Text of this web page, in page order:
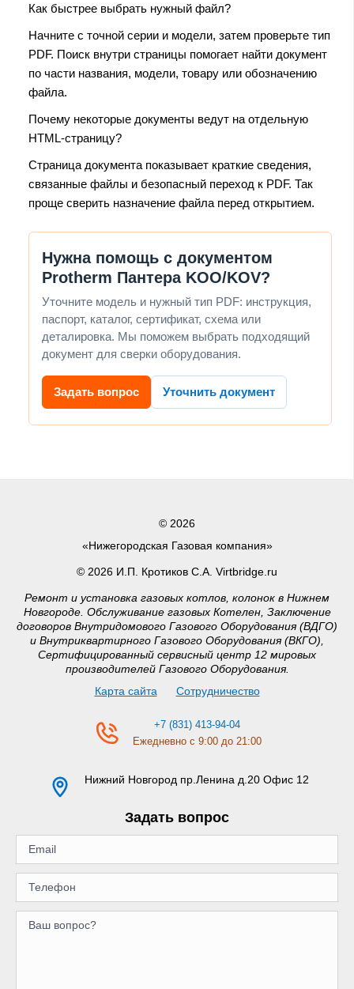
Как быстрее выбрать нужный файл?
Начните с точной серии и модели, затем проверьте тип
PDF. Поиск внутри страницы помогает найти документ
по части названия, модели, товару или обозначению
файла.
Почему некоторые документы ведут на отдельную
HTML-страницу?
Страница документа показывает краткие сведения,
связанные файлы и безопасный переход к PDF. Так
проще сверить назначение файла перед открытием.
Нужна помощь с документом
Protherm Пантера KOO/KOV?
Уточните модель и нужный тип PDF: инструкция,
паспорт, каталог, сертификат, схема или
деталировка. Мы поможем выбрать подходящий
документ для сверки оборудования.
Задать вопрос Уточнить документ
© 2026
«Нижегородская Газовая компания»
© 2026 И.П. Кротиков С.А. Virtbridge.ru
Ремонт и установка газовых котлов, колонок в Нижнем
Новгороде. Обслуживание газовых Котелен, Заключение
договоров Внутридомового Газового Оборудования (ВДГО)
и Внутриквартирного Газового Оборудования (ВКГО),
Сертифицированный сервисный центр 12 мировых
производителей Газового Оборудования.
Карта сайта
Сотрудничество
+7 (831) 413-94-04
Ежедневно с 9:00 до 21:00
Нижний Новгород пр.Ленина д.20 Офис 12
Задать вопрос